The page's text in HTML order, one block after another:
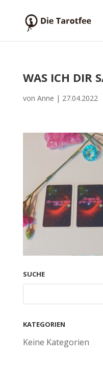
WAS ICH DIR
von Anne | 27.04.2022
SUCHE
KATEGORIEN
Keine Kategorien